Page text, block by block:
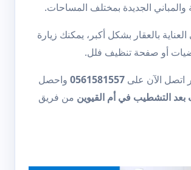
والمباني الجديدة بمختلف المساحات.
بالعقار بشكل أكبر، يمكنك زيارة
أو صفحة تنظيف فلل.
اتصل الآن على 0561581557 واحصل
بعد التشطيب في أم القيوين من فريق